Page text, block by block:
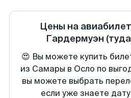
Цены на
Гардермуэн
😍 Вы можете купить
из Самары в Осло по
вы можете выбрать
если уже знаете